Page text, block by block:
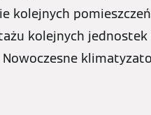
kolejnych
kolejnych